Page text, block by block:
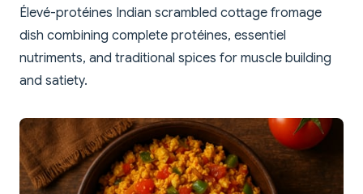
Élevé-protéines Indian scrambled cottage fromage
dish combining complete protéines, essentiel
nutriments, and traditional spices for muscle building
and satiety.